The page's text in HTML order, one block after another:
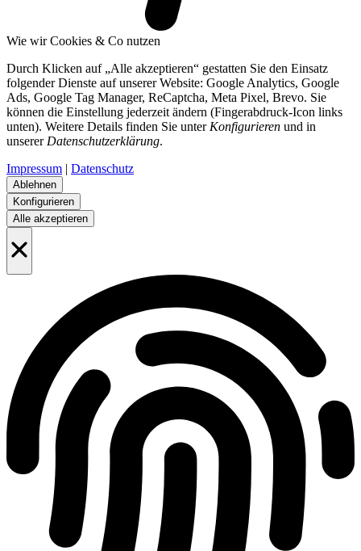
Wie wir Cookies & Co nutzen
Durch Klicken auf „Alle akzeptieren“ gestatten Sie den Einsatz
folgender Dienste auf unserer Website: Google Analytics, Google
Ads, Google Tag Manager, ReCaptcha, Meta Pixel, Brevo. Sie
können die Einstellung jederzeit ändern (Fingerabdruck-Icon links
unten). Weitere Details finden Sie unter Konfigurieren und in
unserer Datenschutzerklärung.
Impressum | Datenschutz
Ablehnen
Konfigurieren
Alle akzeptieren